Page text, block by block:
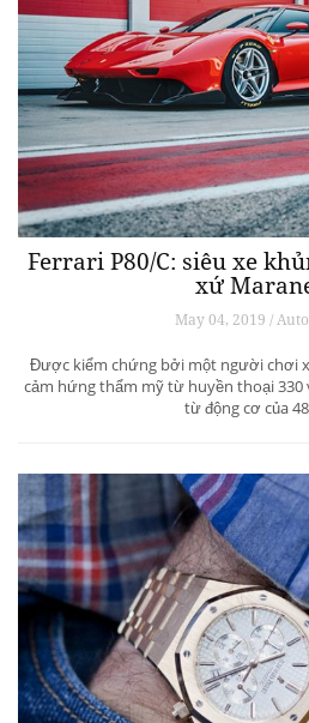
Ferrari P80/C: siêu xe
xứ
May 04, 2019 /
Được kiểm chứng bởi một người chơi
cảm hứng thẩm mỹ từ huyền thoại 330
từ động cơ của